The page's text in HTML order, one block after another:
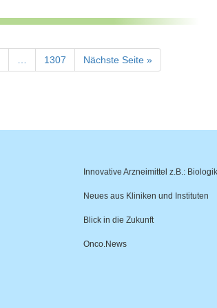
… 1307 Nächste Seite »
Innovative Arzneimittel z.B.:
Neues aus Kliniken und Instituten
Blick in die Zukunft
Onco.News